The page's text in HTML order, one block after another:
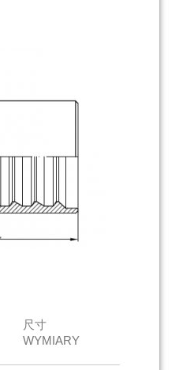
尺寸
WYMIARY